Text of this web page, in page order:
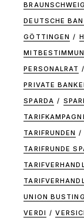
BRAUNSCHWEIG
DEUTSCHE
GÖTTINGEN
PERSONALRAT
PRIVATE
SPARDA
TARIFRUNDEN
TARIFRUNDE
UNION BUSTING
VERDI